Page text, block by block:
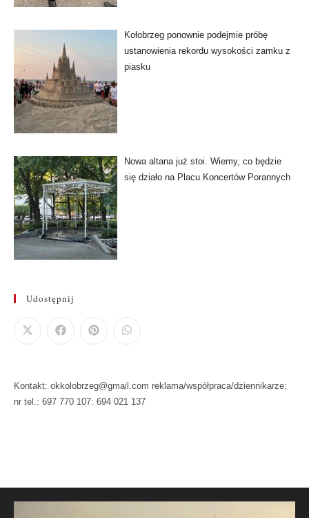
Kołobrzeg ponownie podejmie próbę
ustanowienia rekordu wysokości zamku z
piasku
Nowa altana już stoi. Wiemy, co będzie
się działo na Placu Koncertów Porannych
Udostępnij
Kontakt: okkolobrzeg@gmail.com reklama/współpraca/dziennikarze:
nr tel.: 697 770 107: 694 021 137